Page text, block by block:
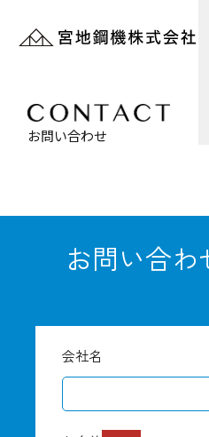
お問い合わせ
お問い合わ
会社名